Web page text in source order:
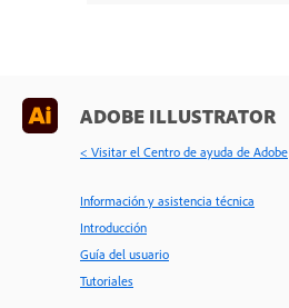
ADOBE ILLUSTRATOR
< Visitar el Centro de ayuda de Adobe
Información y asistencia técnica
Introducción
Guía del usuario
Tutoriales